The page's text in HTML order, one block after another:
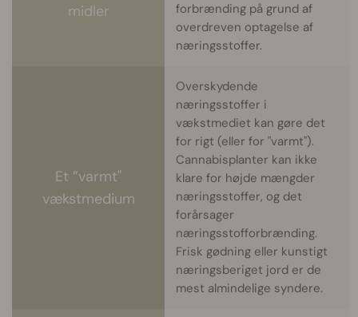
midler
forbrænding på grund af
overdreven optagelse af
næringsstoffer.
Et ”varmt"
vækstmedium
Overskydende
næringsstoffer i
vækstmediet kan gøre det
for rigt (eller for "varmt").
Cannabisplanter kan ikke
klare for højde mængder
næringsstoffer, og det
forårsager
næringsstofforbrænding.
Frisk gødning eller kunstigt
næringsberiget jord er de
mest almindelige syndere.